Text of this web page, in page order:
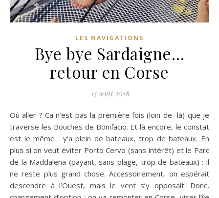
LES NAVIGATIONS
Bye bye Sardaigne…
retour en Corse
15 août 2018
Où aller ? Ca n’est pas la première fois (loin de là) que je
traverse les Bouches de Bonifacio. Et là encore, le constat
est le même : y’a plein de bateaux, trop de bateaux. En
plus si on veut éviter Porto Cervo (sans intérêt) et le Parc
de la Maddalena (payant, sans plage, trop de bateaux) : il
ne reste plus grand chose. Accessoirement, on espérait
descendre à l’Ouest, mais le vent s’y opposait. Donc,